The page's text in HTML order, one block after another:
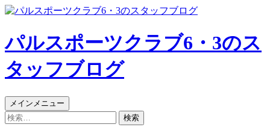
パルスポーツクラブ6・3のス
タッフブログ
検
索
メインメニュー コ
ン
テ
検